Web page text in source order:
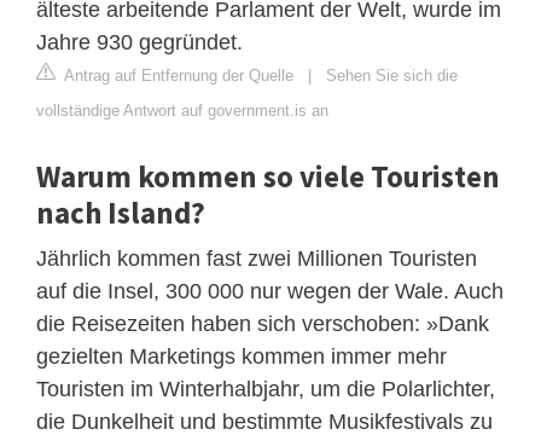
älteste arbeitende Parlament der Welt, wurde im
Jahre 930 gegründet.
Antrag auf Entfernung der Quelle | Sehen Sie sich die
vollständige Antwort auf government.is an
Warum kommen so viele Touristen
nach Island?
Jährlich kommen fast zwei Millionen Touristen
auf die Insel, 300 000 nur wegen der Wale. Auch
die Reisezeiten haben sich verschoben: »Dank
gezielten Marketings kommen immer mehr
Touristen im Winterhalbjahr, um die Polarlichter,
die Dunkelheit und bestimmte Musikfestivals zu